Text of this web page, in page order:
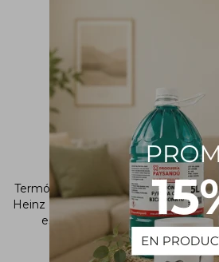
Termómetro de alcohol
Heinz Herenz -10 a +110
escala interna
1.806